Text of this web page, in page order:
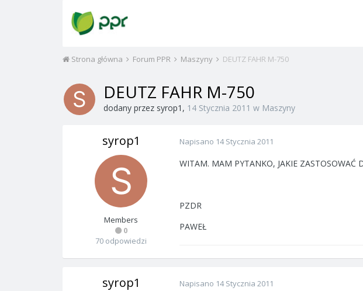
Strona główna Forum PPR Maszyny DEUTZ FAHR M-750
DEUTZ FAHR M-750
dodany przez syrop1 , 14 Stycznia 2011 w Maszyny
syrop1
Members
0
70 odpowiedzi
Napisano 14 Stycznia 2011
WITAM. MAM PYTANKO, JAKIE ZASTOSOWAĆ
PZDR
PAWEŁ
syrop1 Napisano 14 Stycznia 2011